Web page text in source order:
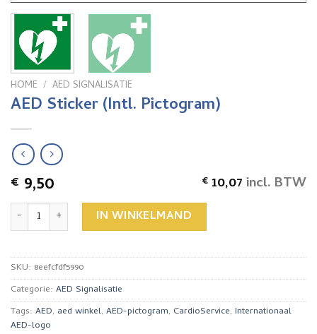
HOME / AED SIGNALISATIE
AED Sticker (Intl. Pictogram)
€ 9,50 € 10,07incl. BTW
AED Sticker (Intl. Pictogram) aantal
IN WINKELMAND
SKU: 8eefcfdf5990
Categorie: AED Signalisatie
Tags: AED, aed winkel, AED-pictogram, CardioService, Internationaal
AED-logo